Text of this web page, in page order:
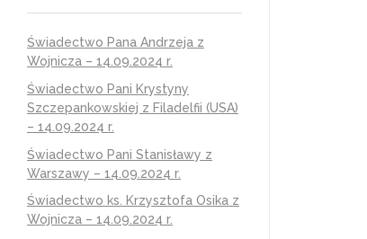
Świadectwo Pana Andrzeja z
Wojnicza – 14.09.2024 r.
Świadectwo Pani Krystyny
Szczepankowskiej z Filadelfii (USA)
– 14.09.2024 r.
Świadectwo Pani Stanisławy z
Warszawy – 14.09.2024 r.
Świadectwo ks. Krzysztofa Osika z
Wojnicza – 14.09.2024 r.